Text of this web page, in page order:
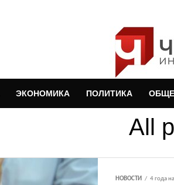
ЭКОНОМИКА ПОЛИТИКА
All
НОВОСТИ 4 года